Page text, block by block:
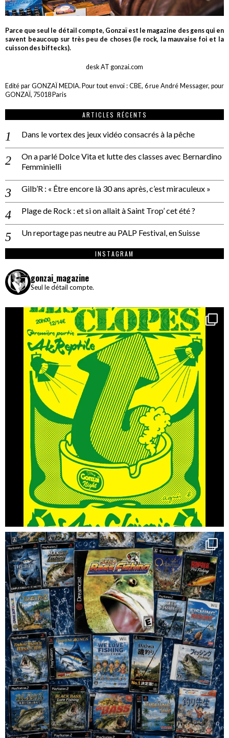
Parce que seul le détail compte, Gonzaï est le magazine des gens qui en
savent beaucoup sur très peu de choses (le rock, la mauvaise foi et la
cuisson des biftecks).
desk AT gonzai.com
Edité par GONZAÏ MEDIA. Pour tout envoi : CBE, 6 rue André Messager, pour
GONZAÏ, 75018 Paris
ARTICLES RÉCENTS
Dans le vortex des jeux vidéo consacrés à la pêche
On a parlé Dolce Vita et lutte des classes avec Bernardino
Femminielli
Gilb’R : « Être encore là 30 ans après, c’est miraculeux »
Plage de Rock : et si on allait à Saint Trop’ cet été ?
Un reportage pas neutre au PALP Festival, en Suisse
INSTAGRAM
gonzai_magazine
Seul le détail compte.